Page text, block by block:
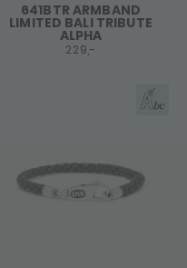
641BTR ARMBAND
LIMITED BALI TRIBUTE
ALPHA
229,-